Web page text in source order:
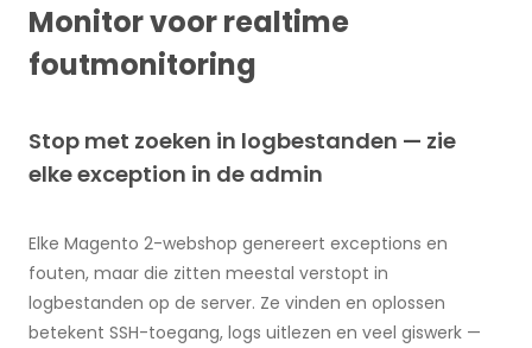
Monitor voor realtime
foutmonitoring
Stop met zoeken in logbestanden — zie
elke exception in de admin
Elke Magento 2-webshop genereert exceptions en
fouten, maar die zitten meestal verstopt in
logbestanden op de server. Ze vinden en oplossen
betekent SSH-toegang, logs uitlezen en veel giswerk —